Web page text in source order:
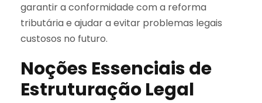
garantir a conformidade com a reforma
tributária e ajudar a evitar problemas legais
custosos no futuro.
Noções Essenciais de
Estruturação Legal